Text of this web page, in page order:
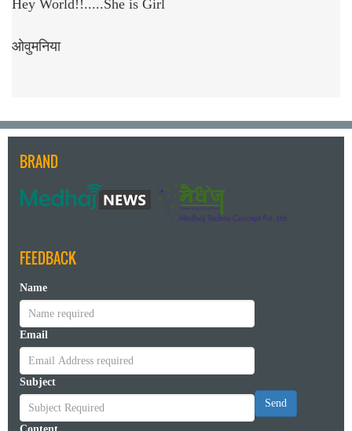
Hey World!!.....She is Girl
ओवुमनिया
BRAND
FEEDBACK
Name
Email
Subject
Send